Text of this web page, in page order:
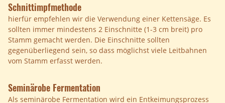
Schnittimpfmethode
hierfür empfehlen wir die Verwendung einer Kettensäge. Es
sollten immer mindestens 2 Einschnitte (1-3 cm breit) pro
Stamm gemacht werden. Die Einschnitte sollten
gegenüberliegend sein, so dass möglichst viele Leitbahnen
vom Stamm erfasst werden.
Seminärobe Fermentation
Als seminärobe Fermentation wird ein Entkeimungsprozess